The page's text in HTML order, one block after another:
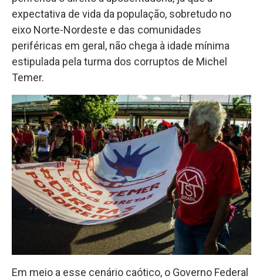
expectativa de vida da população, sobretudo no
eixo Norte-Nordeste e das comunidades
periféricas em geral, não chega à idade mínima
estipulada pela turma dos corruptos de Michel
Temer.
Em meio a esse cenário caótico, o Governo Federal